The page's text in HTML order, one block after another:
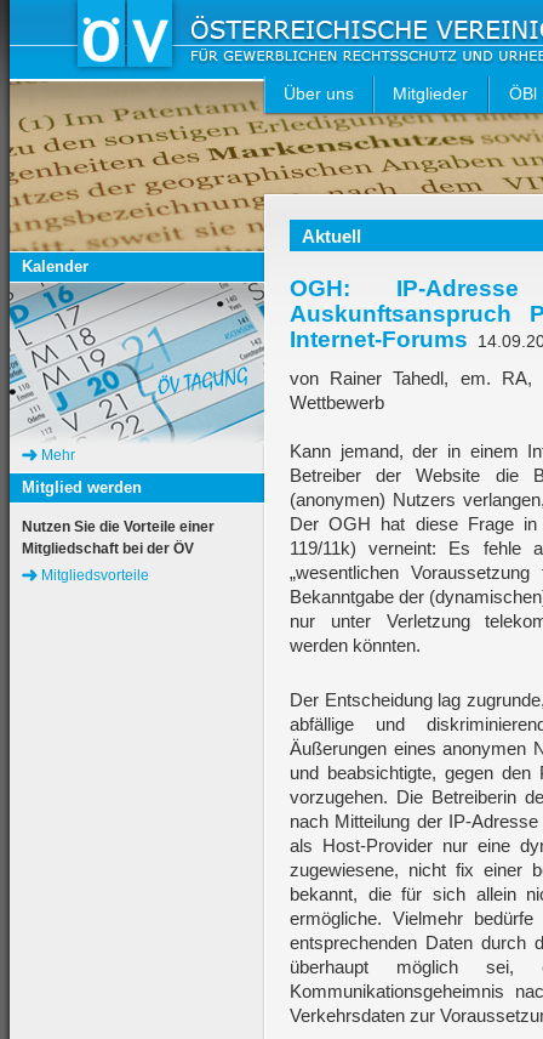
Über uns Mitglieder ÖBl
Aktuell
OGH: IP-
Auskunftsanspruch
Internet-Forums
von Rainer Tahedl, em. RA,
Wettbewerb
Kann jemand, der in einem
Betreiber der Website die
(anonymen) Nutzers
Der OGH hat diese Frage
119/11k) verneint: Es
„wesentlichen
Bekanntgabe der
nur unter Verletzung
werden könnten.
Der Entscheidung lag
abfällige und
Äußerungen eines anonymen
und beabsichtigte, gegen
vorzugehen. Die Betreiberin
nach Mitteilung der IP-
als Host-Provider nur eine
zugewiesene, nicht fix einer
bekannt, die für sich allein
ermögliche. Vielmehr
entsprechenden Daten durch
überhaupt möglich sei,
Kommunikationsgeheimnis
Verkehrsdaten zur
Kalender
Mehr
Mitglied werden
Nutzen Sie die Vorteile einer
Mitgliedschaft bei der ÖV
Mitgliedsvorteile